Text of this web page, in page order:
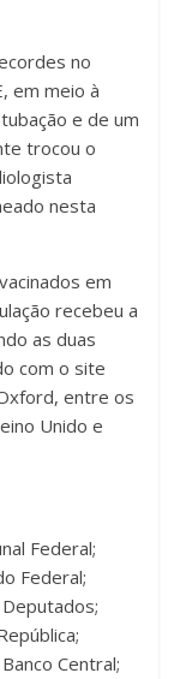
no
em meio à
e de um
trocou o
nesta
em
recebeu a
as duas
com o site
entre os
Unido e
Federal;
Federal;
Central;